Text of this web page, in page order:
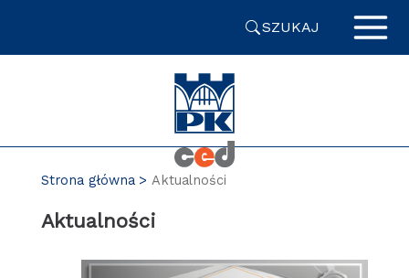
SZUKAJ
Strona główna Aktualności
Aktualności